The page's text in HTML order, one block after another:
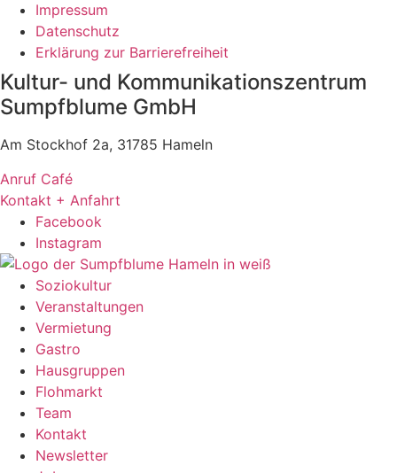
Impressum
Datenschutz
Erklärung zur Barrierefreiheit
Kultur- und Kommunikationszentrum
Sumpfblume GmbH
Am Stockhof 2a, 31785 Hameln
Anruf Café
Kontakt + Anfahrt
Facebook
Instagram
Soziokultur
Veranstaltungen
Vermietung
Gastro
Hausgruppen
Flohmarkt
Team
Kontakt
Newsletter